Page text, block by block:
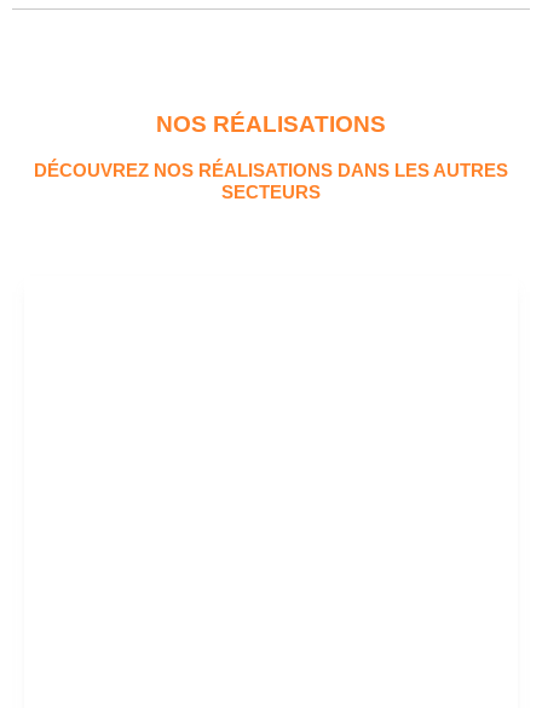
NOS RÉALISATIONS
DÉCOUVREZ NOS RÉALISATIONS DANS LES AUTRES
SECTEURS